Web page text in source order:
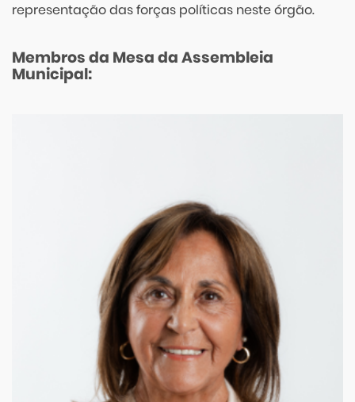
representação das forças políticas neste órgão.
Membros da Mesa da Assembleia
Municipal: